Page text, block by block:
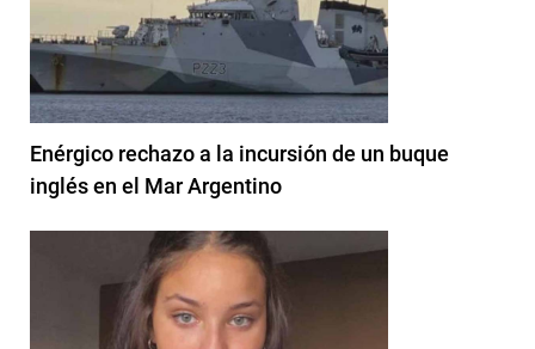
Enérgico rechazo a la incursión de un buque
inglés en el Mar Argentino